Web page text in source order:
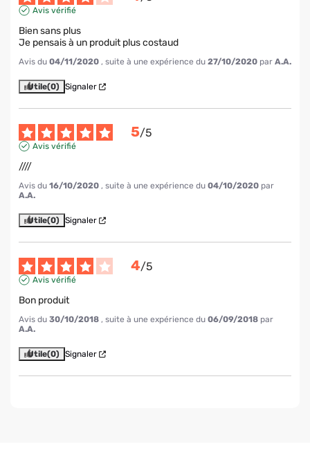
Avis vérifié
Bien sans plus
Je pensais à un produit plus costaud
Avis du 04/11/2020 , suite à une expérience du 27/10/2020 par A.A.
Utile(0) Signaler
5/5
Avis vérifié
////
Avis du 16/10/2020 , suite à une expérience du 04/10/2020 par
A.A.
Utile(0) Signaler
4/5
Avis vérifié
Bon produit
Avis du 30/10/2018 , suite à une expérience du 06/09/2018 par
A.A.
Utile(0) Signaler